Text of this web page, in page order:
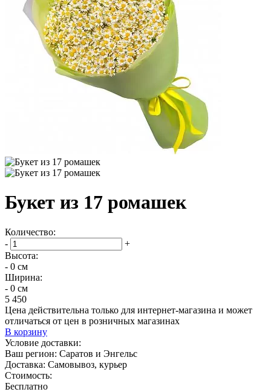
Букет из 17 ромашек
Количество:
-
+
Высота:
- 0 см
Ширина:
- 0 см
5 450
Цена действительна только для интернет-магазина и может
отличаться от цен в розничных магазинах
В корзину
Условие доставки:
Ваш регион: Саратов и Энгельс
Доставка: Самовывоз, курьер
Стоимость:
Бесплатно